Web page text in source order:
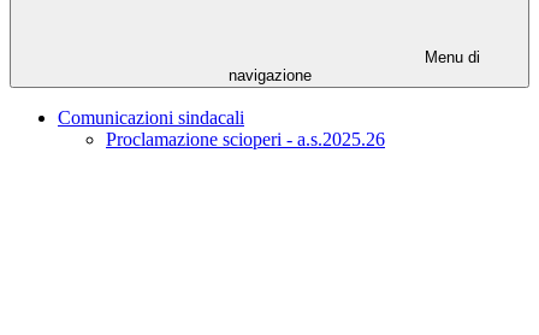
Menu di
navigazione
Comunicazioni sindacali
Proclamazione scioperi - a.s.2025.26